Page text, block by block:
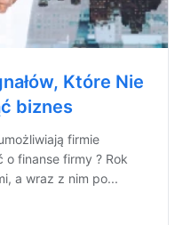
Które Nie
biznes
firmie
finanse firmy ? Rok
a wraz z nim po...